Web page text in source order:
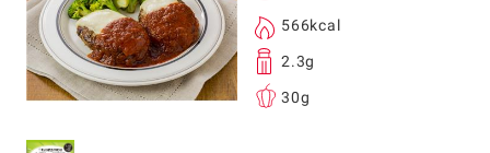
566kcal
2.3g
30g